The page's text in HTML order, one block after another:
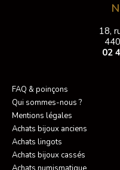
18,
02
FAQ & poinçons
Qui sommes-nous ?
Mentions légales
Achats bijoux anciens
Achats lingots
Achats bijoux cassés